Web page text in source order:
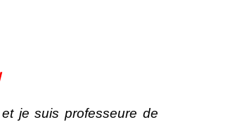
je suis professeure de